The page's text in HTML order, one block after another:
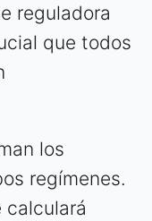
reguladora
que todos
los
regímenes.
calculará